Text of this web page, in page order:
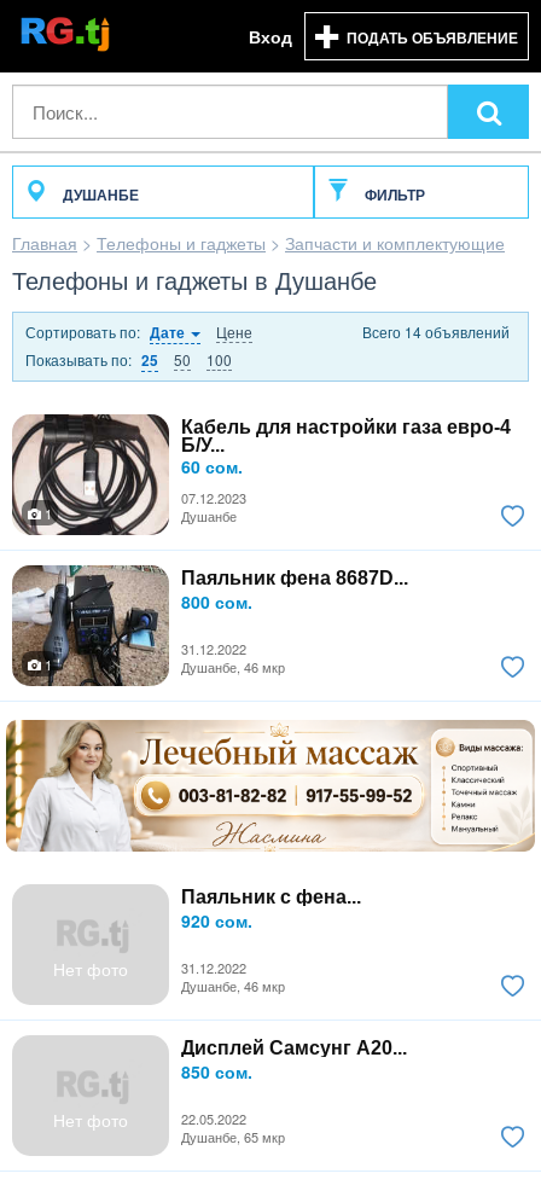
Вход ПОДАТЬ ОБЪЯВЛЕНИЕ
ДУШАНБЕ ФИЛЬТР
Главная > Телефоны и гаджеты > Запчасти и комплектующие
Телефоны и гаджеты в Душанбе
Сортировать по: Дате
Цене
Показывать по: 25 50 100
Всего 14 объявлений
Кабель для настройки газа евро-4
Б/У...
60 сом.
07.12.2023
1
Душанбе
Паяльник фена 8687D...
800 сом.
31.12.2022
1
Душанбе, 46 мкр
Нет фото
Паяльник с фена...
920 сом.
31.12.2022
Душанбе, 46 мкр
Нет фото
Дисплей Самсунг А20...
850 сом.
22.05.2022
Душанбе, 65 мкр